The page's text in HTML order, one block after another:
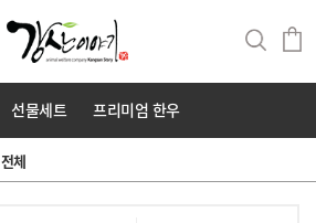
선물세트 프리미엄 한우
커뮤니티
전체